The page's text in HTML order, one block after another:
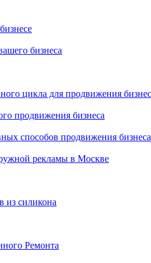
бизнеса
цикла для продвижения
продвижения бизнеса
способов продвижения бизнеса
рекламы в Москве
из силикона
Ремонта